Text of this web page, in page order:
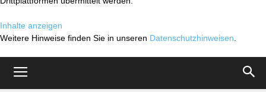
Inhalte anzeigen
Weitere Hinweise finden Sie in unseren Datenschutzhinweisen